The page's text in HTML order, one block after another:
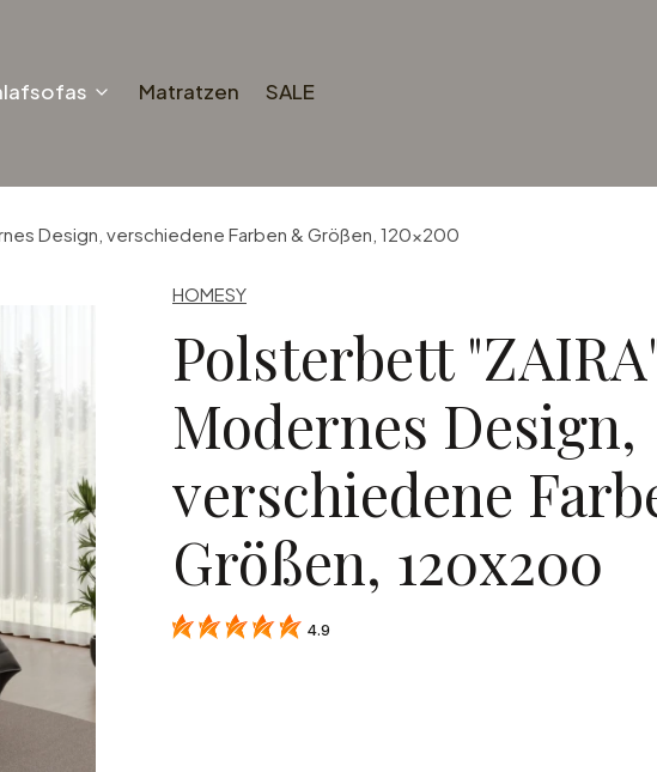
Matratzen SALE
Design, verschiedene Farben & Größen, 120x200
HOMESY
Polsterbett
Modernes Design,
verschiedene
Größen, 120x200
4.9